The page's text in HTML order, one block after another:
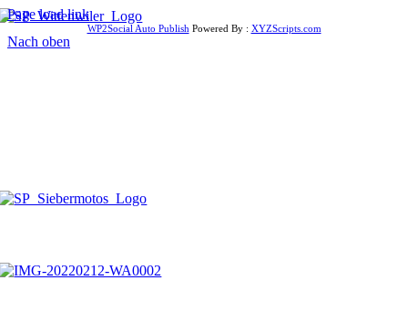
Page load link
WP2Social Auto Publish Powered By : XYZScripts.com
Nach oben